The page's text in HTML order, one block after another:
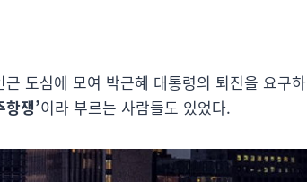
도심에 모여 박근혜 대통령의 퇴진을 요구하
쟁’이라 부르는 사람들도 있었다.